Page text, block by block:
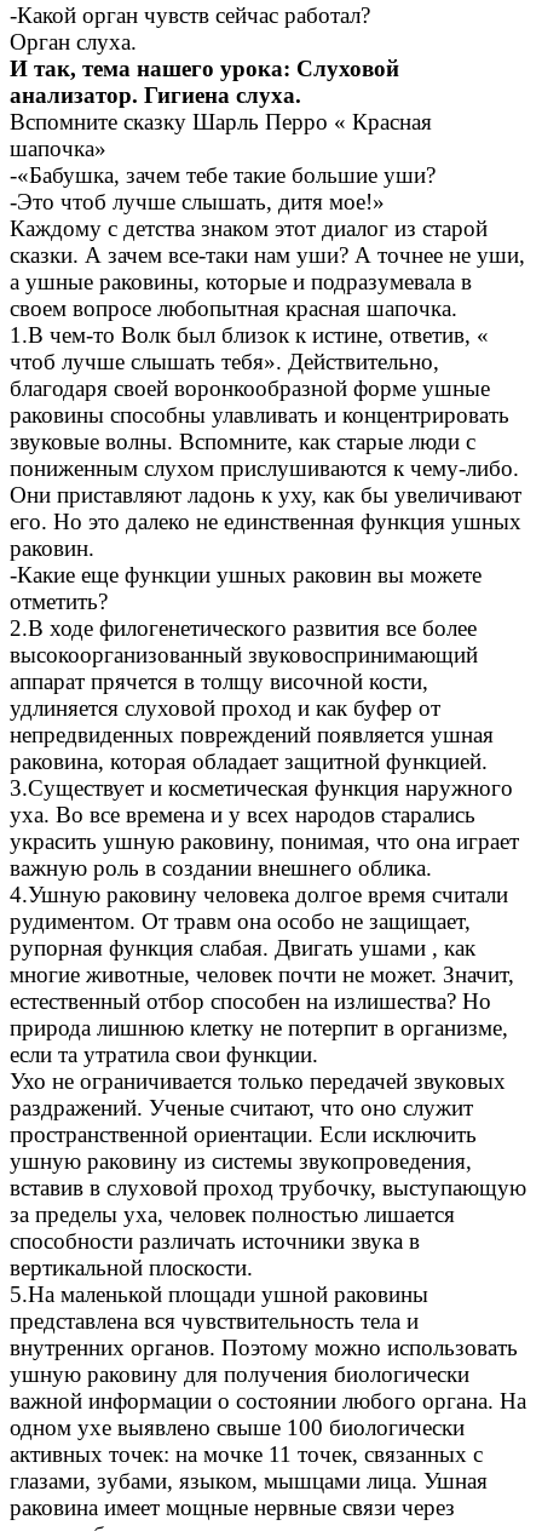
-Какой орган чувств сейчас работал?
Орган слуха.
И так, тема нашего урока: Слуховой
анализатор. Гигиена слуха.
Вспомните сказку Шарль Перро « Красная
шапочка»
-«Бабушка, зачем тебе такие большие уши?
-Это чтоб лучше слышать, дитя мое!»
Каждому с детства знаком этот диалог из старой
сказки. А зачем все-таки нам уши? А точнее не уши,
а ушные раковины, которые и подразумевала в
своем вопросе любопытная красная шапочка.
1.В чем-то Волк был близок к истине, ответив, «
чтоб лучше слышать тебя». Действительно,
благодаря своей воронкообразной форме ушные
раковины способны улавливать и концентрировать
звуковые волны. Вспомните, как старые люди с
пониженным слухом прислушиваются к чему-либо.
Они приставляют ладонь к уху, как бы увеличивают
его. Но это далеко не единственная функция ушных
раковин.
-Какие еще функции ушных раковин вы можете
отметить?
2.В ходе филогенетического развития все более
высокоорганизованный звуковоспринимающий
аппарат прячется в толщу височной кости,
удлиняется слуховой проход и как буфер от
непредвиденных повреждений появляется ушная
раковина, которая обладает защитной функцией.
3.Существует и косметическая функция наружного
уха. Во все времена и у всех народов старались
украсить ушную раковину, понимая, что она играет
важную роль в создании внешнего облика.
4.Ушную раковину человека долгое время считали
рудиментом. От травм она особо не защищает,
рупорная функция слабая. Двигать ушами , как
многие животные, человек почти не может. Значит,
естественный отбор способен на излишества? Но
природа лишнюю клетку не потерпит в организме,
если та утратила свои функции.
Ухо не ограничивается только передачей звуковых
раздражений. Ученые считают, что оно служит
пространственной ориентации. Если исключить
ушную раковину из системы звукопроведения,
вставив в слуховой проход трубочку, выступающую
за пределы уха, человек полностью лишается
способности различать источники звука в
вертикальной плоскости.
5.На маленькой площади ушной раковины
представлена вся чувствительность тела и
внутренних органов. Поэтому можно использовать
ушную раковину для получения биологически
важной информации о состоянии любого органа. На
одном ухе выявлено свыше 100 биологически
активных точек: на мочке 11 точек, связанных с
глазами, зубами, языком, мышцами лица. Ушная
раковина имеет мощные нервные связи через